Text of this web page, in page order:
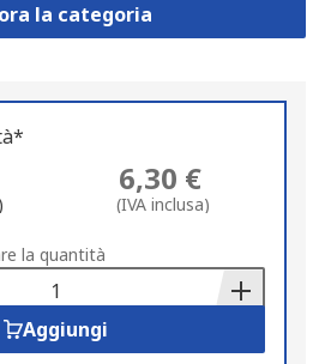
la categoria
6,30 €
(IVA inclusa)
la quantità
Aggiungi